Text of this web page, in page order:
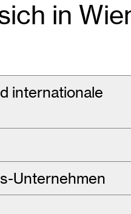
in
internationale
Unternehmen